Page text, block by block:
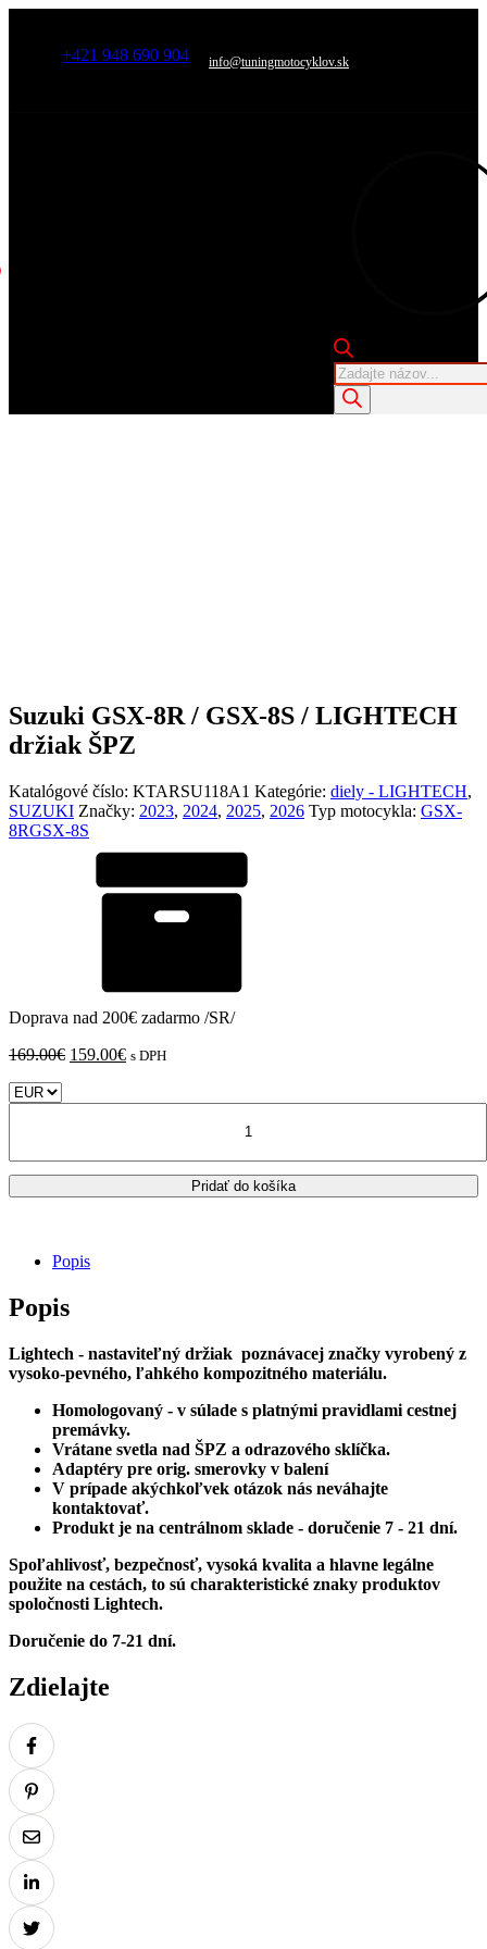
+421 948 690 904 info@tuningmotocyklov.sk
Products
search
Suzuki GSX-8R / GSX-8S / LIGHTECH
držiak ŠPZ
Katalógové číslo: KTARSU118A1 Kategórie: diely - LIGHTECH,
SUZUKI Značky: 2023, 2024, 2025, 2026 Typ motocykla: GSX-
8RGSX-8S
Doprava nad 200€ zadarmo /SR/
169.00€ Pôvodná
159.00€Aktuálna
s DPH
LIGHTECH
ŠPZ
Pridať do košíka
Popis
Popis
Lightech - nastaviteľný držiak poznávacej značky vyrobený z
vysoko-pevného, ľahkého kompozitného materiálu.
Homologovaný - v súlade s platnými pravidlami cestnej
premávky.
Vrátane svetla nad ŠPZ a odrazového sklíčka.
Adaptéry pre orig. smerovky v balení
V prípade akýchkoľvek otázok nás neváhajte
kontaktovať.
Produkt je na centrálnom sklade - doručenie 7 - 21 dní.
Spoľahlivosť, bezpečnosť, vysoká kvalita a hlavne legálne
použite na cestách, to sú charakteristické znaky produktov
spoločnosti Lightech.
Doručenie do 7-21 dní.
Zdielajte